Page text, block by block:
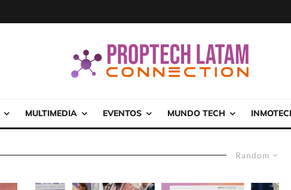
MULTIMEDIA EVENTOS MUNDO TECH
Random